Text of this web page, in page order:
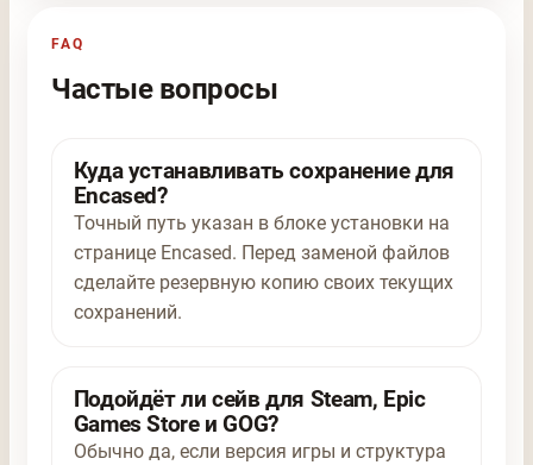
FAQ
Частые вопросы
Куда устанавливать сохранение для
Encased?
Точный путь указан в блоке установки на
странице Encased. Перед заменой файлов
сделайте резервную копию своих текущих
сохранений.
Подойдёт ли сейв для Steam, Epic
Games Store и GOG?
Обычно да, если версия игры и структура